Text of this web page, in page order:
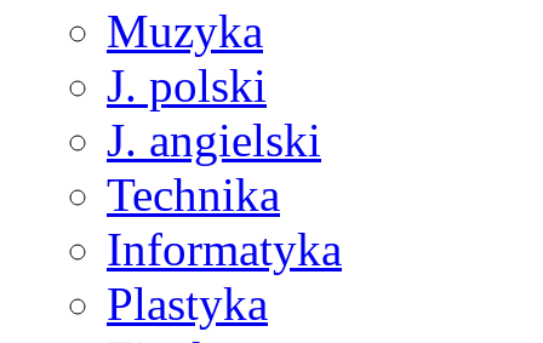
Muzyka
J. polski
J. angielski
Technika
Informatyka
Plastyka